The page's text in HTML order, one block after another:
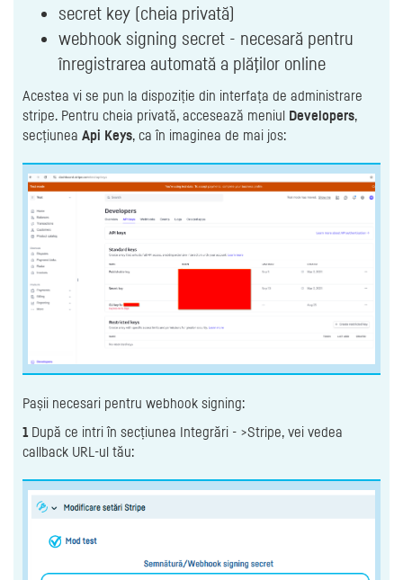
secret key (cheia privată)
webhook signing secret - necesară pentru
înregistrarea automată a plăţilor online
Acestea vi se pun la dispoziție din interfața de administrare
stripe. Pentru cheia privată, accesează meniul Developers,
secțiunea Api Keys, ca în imaginea de mai jos:
Pașii necesari pentru webhook signing:
1După ce intri în secțiunea Integrări - >Stripe, vei vedea
callback URL-ul tău: